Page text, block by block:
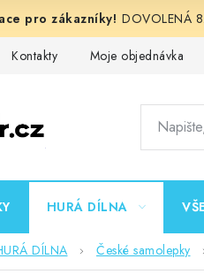
DOVOLENÁ
Kontakty Moje objednávka
HURÁ DÍLNA
DÍLNA České samolepky